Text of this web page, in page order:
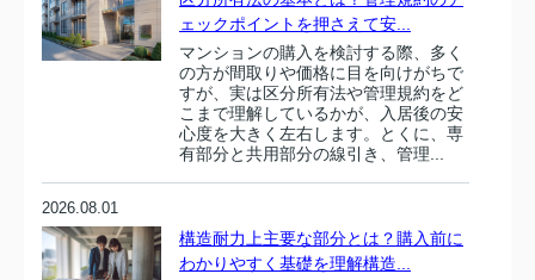
ェックポイントを押さえて安...
マンションの購入を検討する際、多く
の方が間取りや価格に目を向けがちで
すが、実は区分所有法や管理規約をど
こまで理解しているかが、入居後の安
心度を大きく左右します。とくに、専
有部分と共用部分の線引き、管理...
2026.08.01
構造耐力上主要な部分とは？購入前に
わかりやすく基礎を理解構造...